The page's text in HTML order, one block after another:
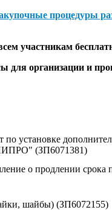
процедуры
участникам
для организации и
по установке
(ЗП6071381)
о продлении срока
шайбы) (ЗП6072155)